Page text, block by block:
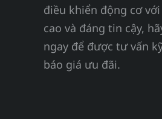
điều khiển động cơ
cao và đáng tin cậy,
ngay để được tư vấn
báo giá ưu đãi.